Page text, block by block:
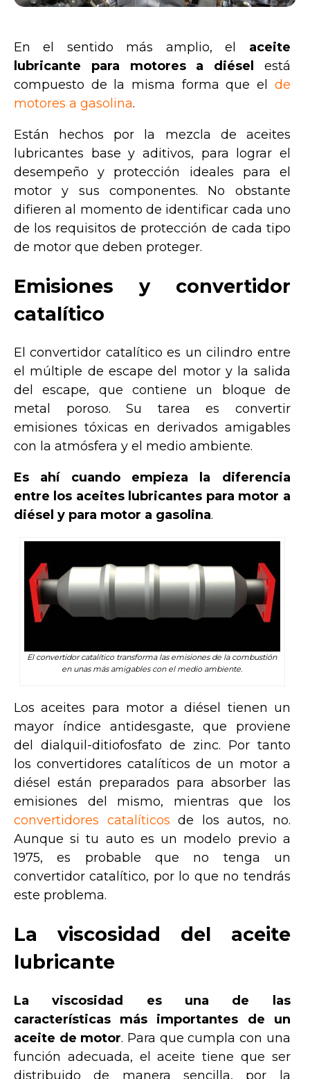
En el sentido más amplio, el aceite
lubricante para motores a diésel está
compuesto de la misma forma que el de
motores a gasolina.
Están hechos por la mezcla de aceites
lubricantes base y aditivos, para lograr el
desempeño y protección ideales para el
motor y sus componentes. No obstante
difieren al momento de identificar cada uno
de los requisitos de protección de cada tipo
de motor que deben proteger.
Emisiones y convertidor
catalítico
El convertidor catalítico es un cilindro entre
el múltiple de escape del motor y la salida
del escape, que contiene un bloque de
metal poroso. Su tarea es convertir
emisiones tóxicas en derivados amigables
con la atmósfera y el medio ambiente.
Es ahí cuando empieza la diferencia
entre los aceites lubricantes para motor a
diésel y para motor a gasolina.
El convertidor catalítico transforma las emisiones de la combustión
en unas más amigables con el medio ambiente.
Los aceites para motor a diésel tienen un
mayor índice antidesgaste, que proviene
del dialquil-ditiofosfato de zinc. Por tanto
los convertidores catalíticos de un motor a
diésel están preparados para absorber las
emisiones del mismo, mientras que los
convertidores catalíticos de los autos, no.
Aunque si tu auto es un modelo previo a
1975, es probable que no tenga un
convertidor catalítico, por lo que no tendrás
este problema.
La viscosidad del aceite
lubricante
La viscosidad es una de las
características más importantes de un
aceite de motor. Para que cumpla con una
función adecuada, el aceite tiene que ser
distribuido de manera sencilla, por la